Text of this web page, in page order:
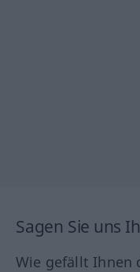
Sagen Sie uns
Wie gefällt Ihnen